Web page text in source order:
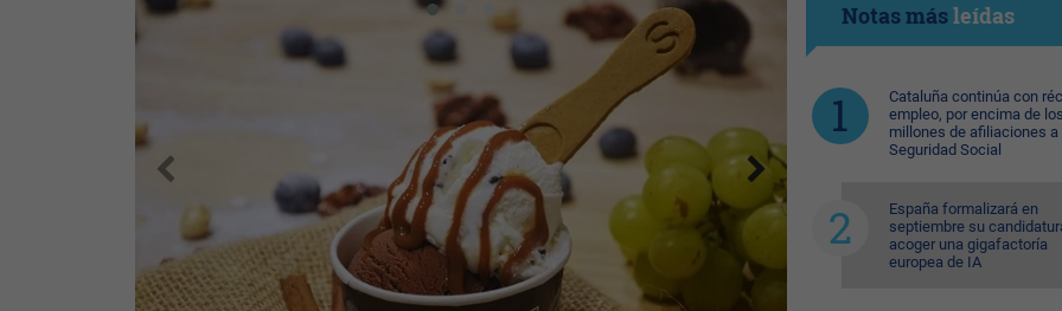
Notas másleídas
Cataluña continúa con
empleo, por encima de
millones de afiliaciones a
Seguridad Social
España formalizará en
septiembre su
acoger una gigafactoría
europea de IA